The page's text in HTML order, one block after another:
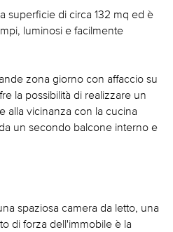
superficie di circa 132 mq ed è
luminosi e facilmente
zona giorno con affaccio su
la possibilità di realizzare un
alla vicinanza con la cucina
un secondo balcone interno e
spaziosa camera da letto, una
di forza dell'immobile è la